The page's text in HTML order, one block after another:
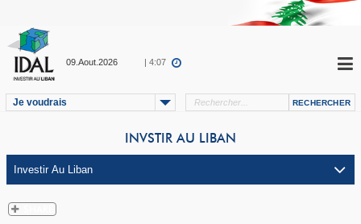
09.Aout.2026 | 4:07
Je voudrais
INVSTIR AU LIBAN